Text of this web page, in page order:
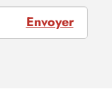
Envoyer